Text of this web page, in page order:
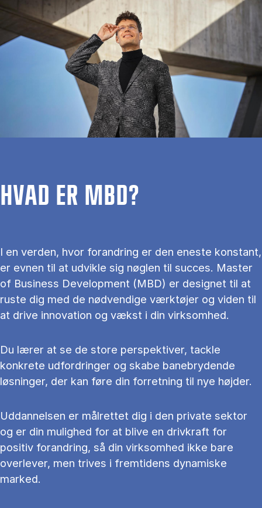
HVAD ER MBD?
I en verden, hvor forandring er den eneste konstant,
er evnen til at udvikle sig nøglen til succes. Master
of Business Development (MBD) er designet til at
ruste dig med de nødvendige værktøjer og viden til
at drive innovation og vækst i din virksomhed.
Du lærer at se de store perspektiver, tackle
konkrete udfordringer og skabe banebrydende
løsninger, der kan føre din forretning til nye højder.
Uddannelsen er målrettet dig i den private sektor
og er din mulighed for at blive en drivkraft for
positiv forandring, så din virksomhed ikke bare
overlever, men trives i fremtidens dynamiske
marked.